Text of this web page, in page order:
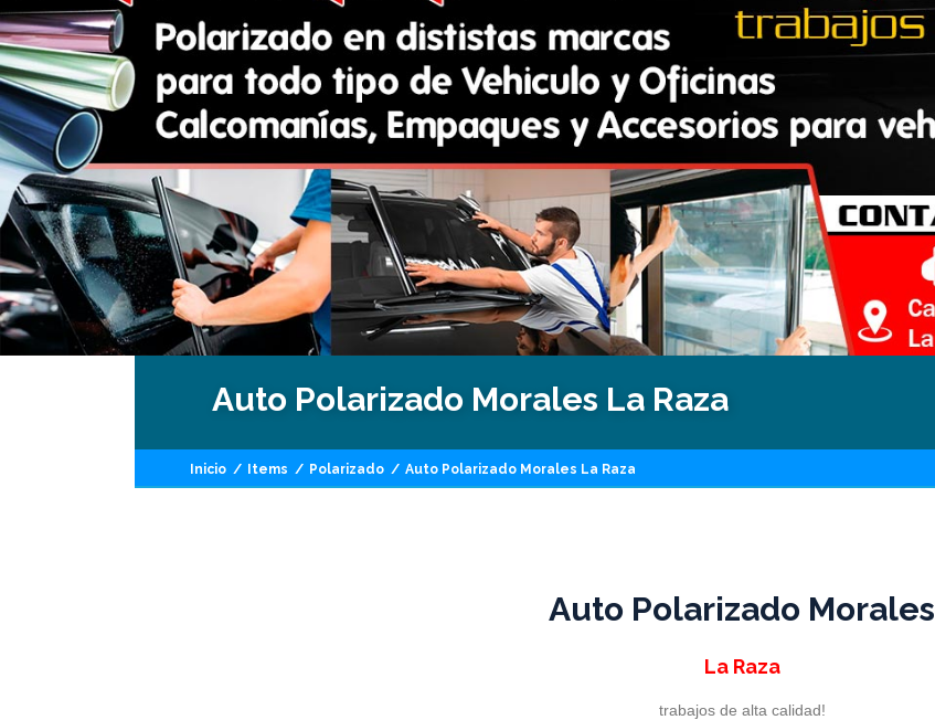
Auto Polarizado Morales La Raza
Inicio / Items / Polarizado / Auto Polarizado Morales La Raza
Auto Polarizado Morales
La Raza
trabajos de alta calidad!